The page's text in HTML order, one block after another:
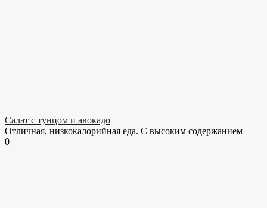
Салат с тунцом и авокадо
Отличная, низкокалорийная еда. С высоким содержанием
0